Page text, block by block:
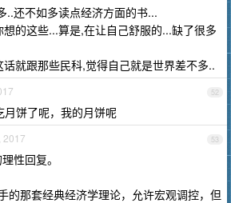
..还不如多读点经济方面的书...
的这些...算是,在让自己舒服的...缺了很多
就跟那些民科,觉得自己就是世界差不多..
52
月饼了呢，我的月饼呢
53
2017
性回复。
的那套经典经济学理论，允许宏观调控，但